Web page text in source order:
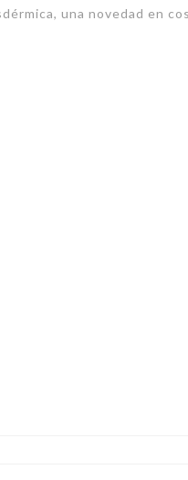
una novedad en